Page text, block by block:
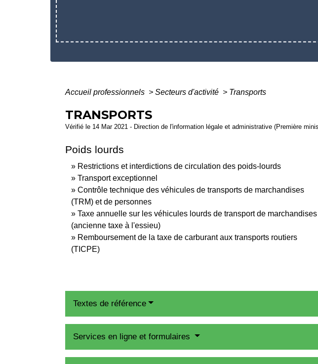
Accueil professionnels > Secteurs d'activité > Transports
TRANSPORTS
Vérifié le 14 Mar 2021 - Direction de l'information légale et administrative (Première
Poids lourds
Restrictions et interdictions de circulation des poids-lourds
Transport exceptionnel
Contrôle technique des véhicules de transports de marchandises
(TRM) et de personnes
Taxe annuelle sur les véhicules lourds de transport de marchandises
(ancienne taxe à l'essieu)
Remboursement de la taxe de carburant aux transports routiers
(TICPE)
Textes de référence
Services en ligne et formulaires